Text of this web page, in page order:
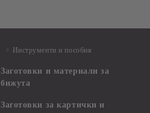
Инструменти и пособия
Заготовки и материали за
бижута
Заготовки за картички и